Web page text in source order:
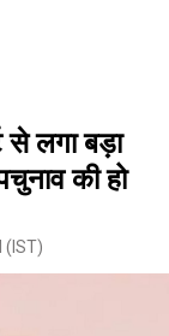
से लगा बड़ा
की हो
(IST)